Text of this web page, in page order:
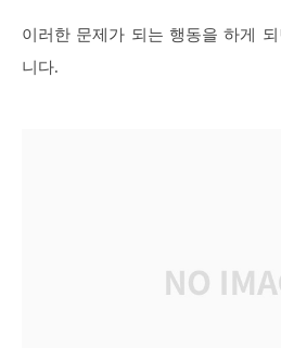
이러한 문제가 되는 행동을 하게
니다.